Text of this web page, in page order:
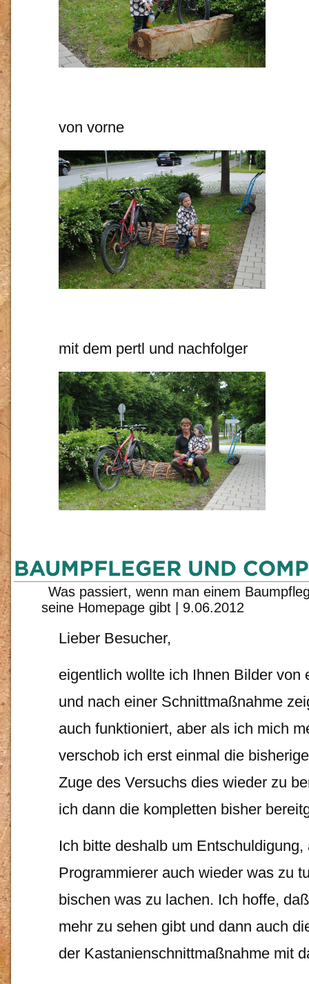
von vorne
mit dem pertl und nachfolger
BAUMPFLEGER UND
Was passiert, wenn man einem
seine Homepage gibt
9.06.2012
Lieber Besucher,
eigentlich wollte ich Ihnen Bilder von
und nach einer Schnittmaßnahme
auch funktioniert, aber als ich mich
verschob ich erst einmal die
Zuge des Versuchs dies wieder zu
ich dann die kompletten bisher
Ich bitte deshalb um
Programmierer auch wieder was zu
bischen was zu lachen. Ich hoffe,
mehr zu sehen gibt und dann auch
der Kastanienschnittmaßnahme mit